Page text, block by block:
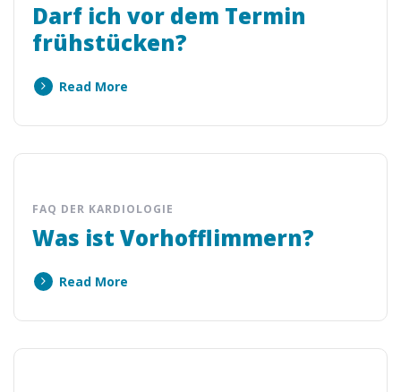
Darf ich vor dem Termin
frühstücken?
Read More
FAQ DER KARDIOLOGIE
Was ist Vorhofflimmern?
Read More